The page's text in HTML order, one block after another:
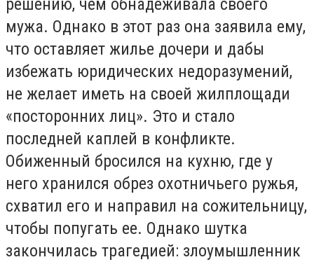
мужа. Однако в этот раз она заявила ему,
что оставляет жилье дочери и дабы
избежать юридических недоразумений,
не желает иметь на своей жилплощади
«посторонних лиц». Это и стало
последней каплей в конфликте.
Обиженный бросился на кухню, где у
него хранился обрез охотничьего ружья,
схватил его и направил на сожительницу,
чтобы попугать ее. Однако шутка
закончилась трагедией: злоумышленник